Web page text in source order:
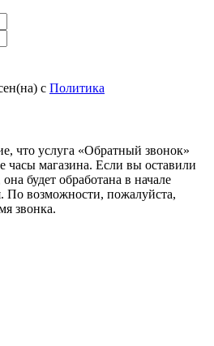
с Политика
что услуга «Обратный звонок»
часы магазина. Если вы оставили
будет обработана в начале
По возможности, пожалуйста,
звонка.